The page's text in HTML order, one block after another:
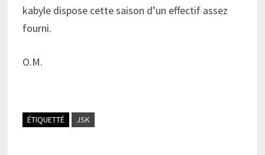
kabyle dispose cette saison d’un effectif assez
fourni.
O.M.
ÉTIQUETTÉ JSK